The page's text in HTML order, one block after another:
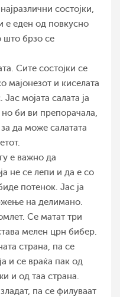
состојки,
е еден од повкусно
што брзо се
Сите состојки се
мајонезот и киселата
мојата салата ја
би ви препорачала,
да може салатата
е важно да
не се лепи и да е со
потенок. Јас ја
на делимано.
Се матат три
мелен црн бибер.
страна, па се
и се враќа пак од
и од таа страна.
па се филуваат